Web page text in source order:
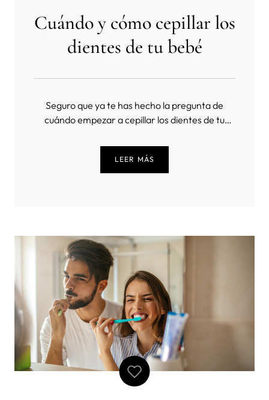
Cuándo y cómo cepillar los
dientes de tu bebé
Seguro que ya te has hecho la pregunta de
cuándo empezar a cepillar los dientes de tu
empezar a pensar en la higiene bucal, y te
recomendamos que empieces a cepillar sus
LEER MÁS